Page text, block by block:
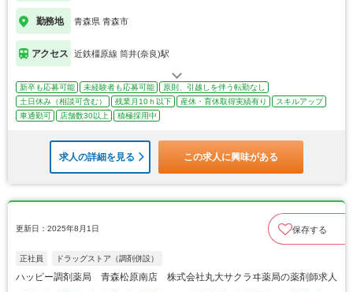
勤務地 青森県 青森市
アクセス 近鉄橿原線 筒井(奈良)駅
新卒も応募可能 未経験者も応募可能
原則、引越しを伴う転勤なし
土日休み（相談可含む）
残業月10ｈ以下 産休・育休取得実績有り
スキルアップ
車通勤可
店舗数30以上 積極採用中
求人の詳細を見る この求人に興味がある
更新日：2025年8月1日 保存する
正社員 ドラッグストア（調剤併設）
ハッピー調剤薬局 青森松原南店 株式会社丸大サクラヰ薬局の薬剤師求人